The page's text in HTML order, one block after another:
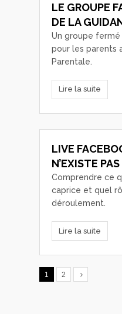
LE GROUPE
DE LA
Un groupe
pour les parents
Parentale.
Lire la suite
LIVE
N’EXISTE
Comprendre ce
caprice et quel
déroulement.
Lire la suite
1 2